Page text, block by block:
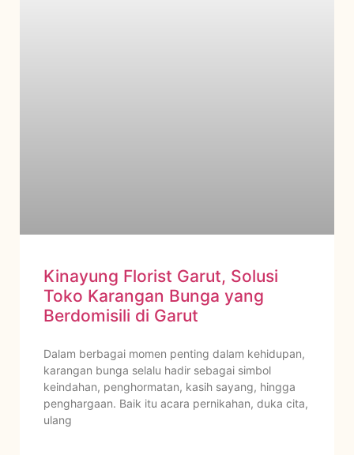
Kinayung Florist Garut, Solusi
Toko Karangan Bunga yang
Berdomisili di Garut
Dalam berbagai momen penting dalam kehidupan,
karangan bunga selalu hadir sebagai simbol
keindahan, penghormatan, kasih sayang, hingga
penghargaan. Baik itu acara pernikahan, duka cita,
ulang